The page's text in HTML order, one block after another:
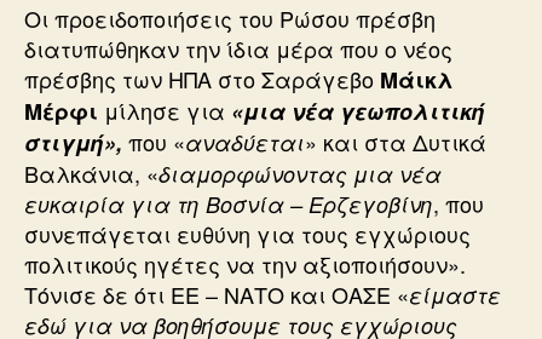
Οι προειδοποιήσεις του Ρώσου πρέσβη
διατυπώθηκαν την ίδια μέρα που ο νέος
πρέσβης των ΗΠΑ στο Σαράγεβο Μάικλ
Μέρφι μίλησε για «μια νέα γεωπολιτική
στιγμή», που «αναδύεται» και στα Δυτικά
Βαλκάνια, «διαμορφώνοντας μια νέα
ευκαιρία για τη Βοσνία – Ερζεγοβίνη, που
συνεπάγεται ευθύνη για τους εγχώριους
πολιτικούς ηγέτες να την αξιοποιήσουν».
Τόνισε δε ότι ΕΕ – ΝΑΤΟ και ΟΑΣΕ «είμαστε
εδώ για να βοηθήσουμε τους εγχώριους